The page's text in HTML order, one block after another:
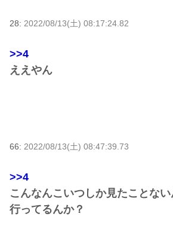
28: 2022/08/13(土) 08:17:24.82
>>4
ええやん
66: 2022/08/13(土) 08:47:39.73
>>4
こんなんこいつしか見たことな
行ってるんか？